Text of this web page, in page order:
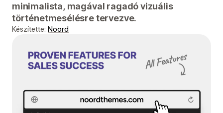
minimalista, magával ragadó vizuális
történetmesélésre tervezve.
Készítette: Noord